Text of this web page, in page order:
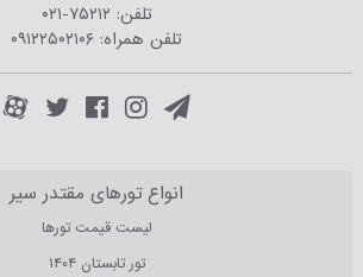
تلفن: ۰۲۱-۷۵۲۱۲
تلفن همراه: ۰۹۱۲۲۵۰۲۱۰۶
انواع تورهای مقتدر سیر
لیست قیمت تورها
تور تابستان ۱۴۰۴